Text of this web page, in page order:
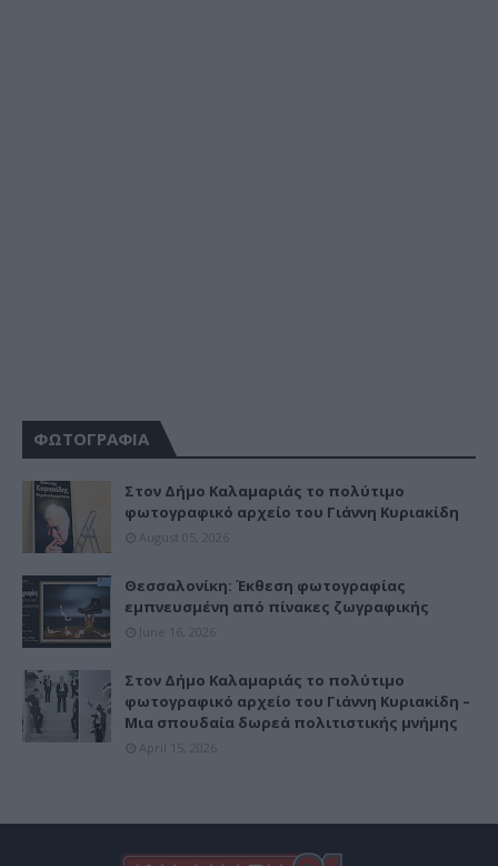
ΦΩΤΟΓΡΑΦΙΑ
Στον Δήμο Καλαμαριάς το πολύτιμο
φωτογραφικό αρχείο του Γιάννη Κυριακίδη
August 05, 2026
Θεσσαλονίκη: Έκθεση φωτογραφίας
εμπνευσμένη από πίνακες ζωγραφικής
June 16, 2026
Στον Δήμο Καλαμαριάς το πολύτιμο
φωτογραφικό αρχείο του Γιάννη Κυριακίδη –
Μια σπουδαία δωρεά πολιτιστικής μνήμης
April 15, 2026